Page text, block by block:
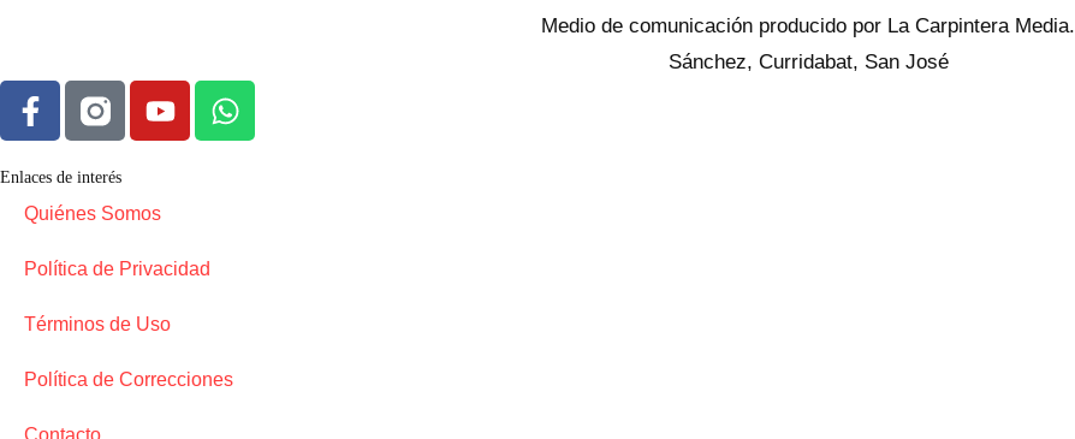
Medio de comunicación producido por La Carpintera Media.
Sánchez, Curridabat, San José
Enlaces de interés
Quiénes Somos
Política de Privacidad
Términos de Uso
Política de Correcciones
Contacto